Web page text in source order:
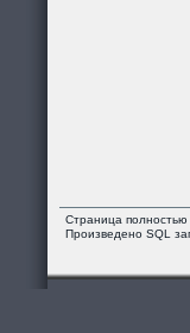
Страница полностью
Произведено SQL